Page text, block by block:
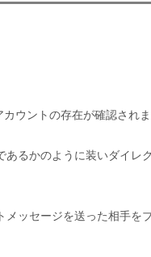
ウントの存在が確認されま
るかのように装いダイ
ッセージを送った相手を